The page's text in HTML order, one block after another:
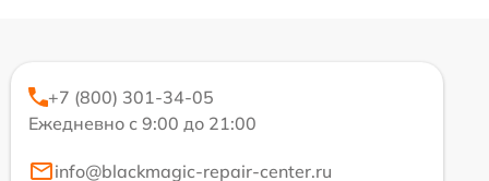
+7 (800) 301-34-05
Ежедневно с 9:00 до 21:00
info@blackmagic-repair-center.ru